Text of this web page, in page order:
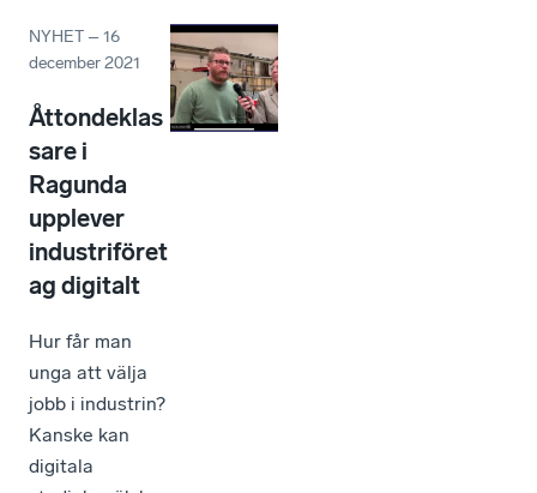
NYHET –16
december 2021
Åttondeklas
sare i
Ragunda
upplever
industriföret
ag digitalt
Hur får man
unga att välja
jobb i industrin?
Kanske kan
digitala